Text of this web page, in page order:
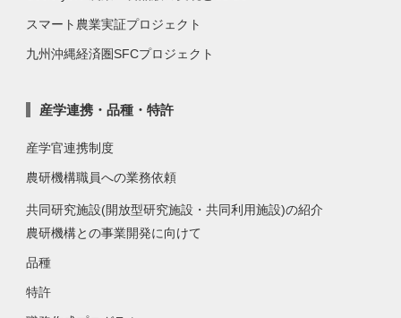
スマート農業実証プロジェクト
九州沖縄経済圏SFCプロジェクト
産学連携・品種・特許
産学官連携制度
農研機構職員への業務依頼
共同研究施設(開放型研究施設・共同利用施設)の紹介
農研機構との事業開発に向けて
品種
特許